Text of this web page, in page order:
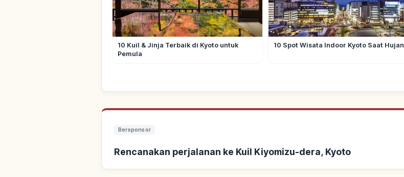
10 Kuil & Jinja Terbaik di Kyoto untuk
Pemula
10 Spot Wisata Indoor Kyoto Saat Hujan
Bersponsor
Rencanakan perjalanan ke Kuil Kiyomizu-dera, Kyoto